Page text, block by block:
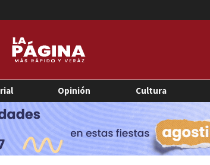
Opinión Cultura